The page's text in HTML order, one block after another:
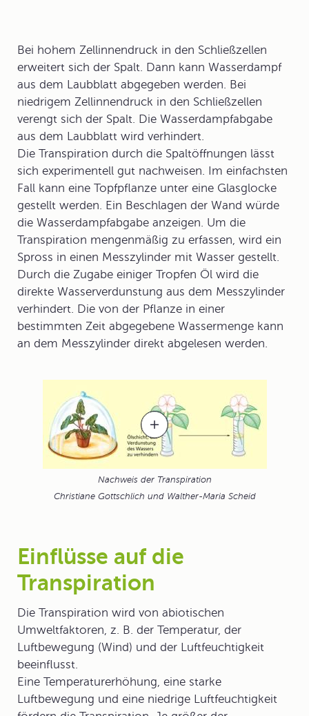
Bei hohem Zellinnendruck in den Schließzellen
erweitert sich der Spalt. Dann kann Wasserdampf
aus dem Laubblatt abgegeben werden. Bei
niedrigem Zellinnendruck in den Schließzellen
verengt sich der Spalt. Die Wasserdampfabgabe
aus dem Laubblatt wird verhindert.
Die Transpiration durch die Spaltöffnungen lässt
sich experimentell gut nachweisen. Im einfachsten
Fall kann eine Topfpflanze unter eine Glasglocke
gestellt werden. Ein Beschlagen der Wand würde
die Wasserdampfabgabe anzeigen. Um die
Transpiration mengenmäßig zu erfassen, wird ein
Spross in einen Messzylinder mit Wasser gestellt.
Durch die Zugabe einiger Tropfen Öl wird die
direkte Wasserverdunstung aus dem Messzylinder
verhindert. Die von der Pflanze in einer
bestimmten Zeit abgegebene Wassermenge kann
an dem Messzylinder direkt abgelesen werden.
Nachweis der Transpiration
Christiane Gottschlich und Walther-Maria Scheid
Einflüsse auf die
Transpiration
Die Transpiration wird von abiotischen
Umweltfaktoren, z. B. der Temperatur, der
Luftbewegung (Wind) und der Luftfeuchtigkeit
beeinflusst.
Eine Temperaturerhöhung, eine starke
Luftbewegung und eine niedrige Luftfeuchtigkeit